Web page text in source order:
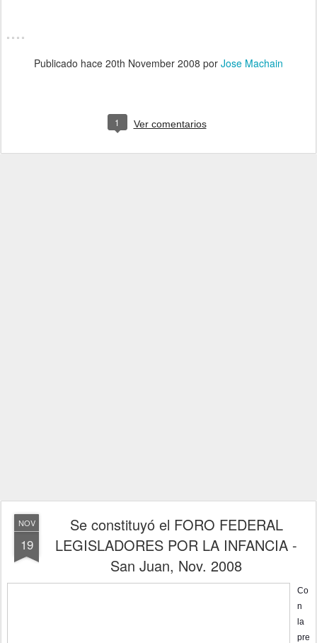
Publicado hace 20th November 2008 por Jose Machain
1 Ver comentarios
NOV
19
Se constituyó el FORO FEDERAL
LEGISLADORES POR LA INFANCIA -
San Juan, Nov. 2008
Co
n
la
pre